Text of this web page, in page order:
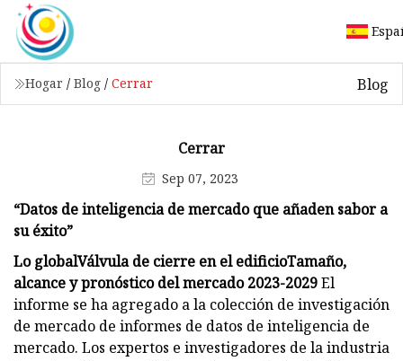
Hogar / Blog / Cerrar Blog
Cerrar
Sep 07, 2023
“Datos de inteligencia de mercado que añaden sabor a
su éxito”
Lo globalVálvula de cierre en el edificioTamaño,
alcance y pronóstico del mercado 2023-2029El
informe se ha agregado a la colección de investigación
de mercado de informes de datos de inteligencia de
mercado. Los expertos e investigadores de la industria